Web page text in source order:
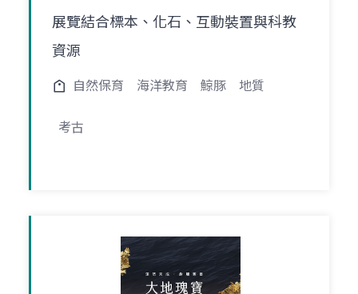
展覽結合標本、化石、互動裝置與科教
資源
自然保育 海洋教育 鯨豚 地質
考古